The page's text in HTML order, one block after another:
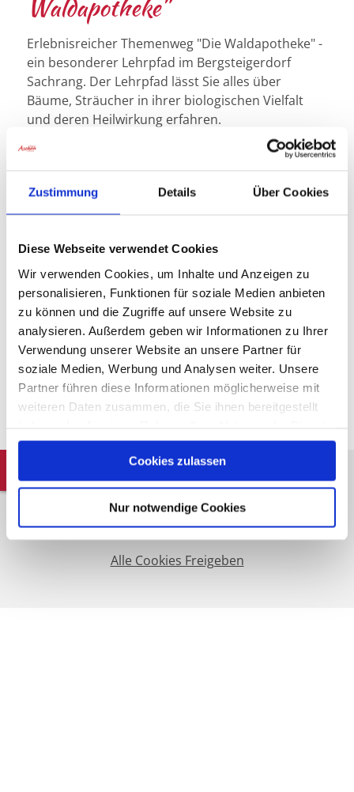
Zustimmung Details Über Cookies
Diese Webseite verwendet Cookies
Wir verwenden Cookies, um Inhalte und Anzeigen zu
personalisieren, Funktionen für soziale Medien anbieten
zu können und die Zugriffe auf unsere Website zu
analysieren. Außerdem geben wir Informationen zu Ihrer
Verwendung unserer Website an unsere Partner für
soziale Medien, Werbung und Analysen weiter. Unsere
Partner führen diese Informationen möglicherweise mit
weiteren Daten zusammen, die Sie ihnen bereitgestellt
gesammelt haben.
Cookies zulassen
Nur notwendige Cookies
Waldapotheke"
Erlebnisreicher Themenweg "Die Waldapotheke" -
ein besonderer Lehrpfad im Bergsteigerdorf
Sachrang. Der Lehrpfad lässt Sie alles über
Bäume, Sträucher in ihrer biologischen Vielfalt
und deren Heilwirkung erfahren.
Bitte akzeptieren Sie den Einsatz aller Cookies, um
den Inhalt dieser Seite sehen zu können.
Alle Cookies Freigeben
Bitte akzeptieren Sie den Einsatz aller Cookies, um den
Inhalt dieser Seite sehen zu können.
Alle Cookies Freigeben